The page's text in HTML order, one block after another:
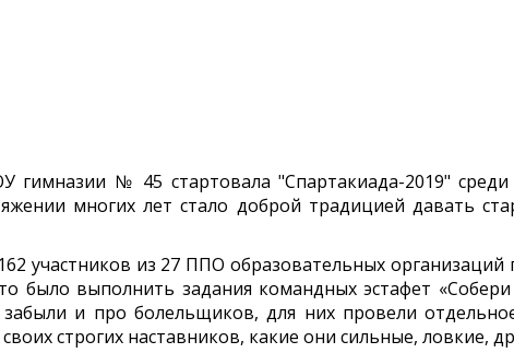
гимназии № 45 стартовала "Спартакиада-2019"
многих лет стало доброй традицией давать
участников из 27 ППО образовательных
было выполнить задания командных эстафет
и про болельщиков, для них провели
строгих наставников, какие они сильные, ловкие,